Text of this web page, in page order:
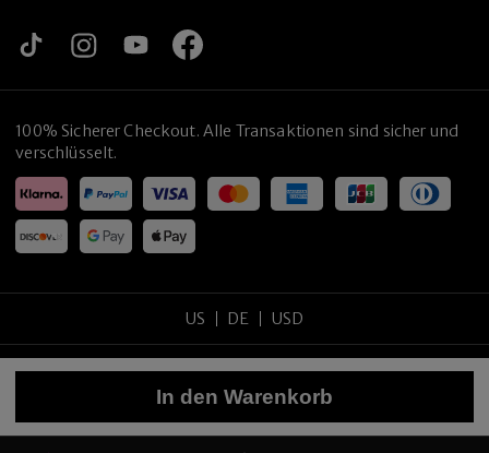
100% Sicherer Checkout. Alle Transaktionen sind sicher und
verschlüsselt.
US DE USD
Copyright©2026tijneyewear.Alle Rechte vorbehalten.
Datenschutzrichtlinie Nutzungsbedingungen
In den Warenkorb